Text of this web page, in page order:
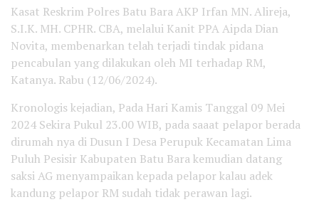
Kasat Reskrim Polres Batu Bara AKP Irfan MN. Alireja,
S.I.K. MH. CPHR. CBA, melalui Kanit PPA Aipda Dian
Novita, membenarkan telah terjadi tindak pidana
pencabulan yang dilakukan oleh MI terhadap RM,
Katanya. Rabu (12/06/2024).
Kronologis kejadian, Pada Hari Kamis Tanggal 09 Mei
2024 Sekira Pukul 23.00 WIB, pada saaat pelapor berada
dirumah nya di Dusun I Desa Perupuk Kecamatan Lima
Puluh Pesisir Kabupaten Batu Bara kemudian datang
saksi AG menyampaikan kepada pelapor kalau adek
kandung pelapor RM sudah tidak perawan lagi.